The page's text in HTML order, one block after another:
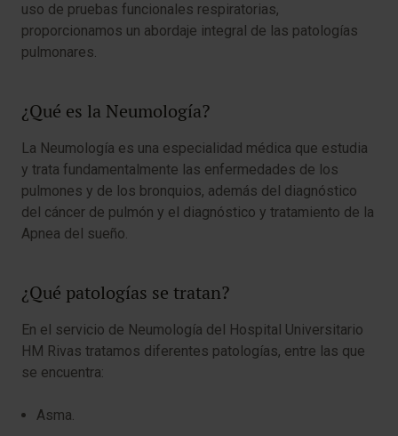
uso de pruebas funcionales respiratorias,
proporcionamos un abordaje integral de las patologías
pulmonares.
¿Qué es la Neumología?
La Neumología es una especialidad médica que estudia
y trata fundamentalmente las enfermedades de los
pulmones y de los bronquios, además del diagnóstico
del cáncer de pulmón y el diagnóstico y tratamiento de la
Apnea del sueño.
¿Qué patologías se tratan?
En el servicio de Neumología del Hospital Universitario
HM Rivas tratamos diferentes patologías, entre las que
se encuentra:
Asma.